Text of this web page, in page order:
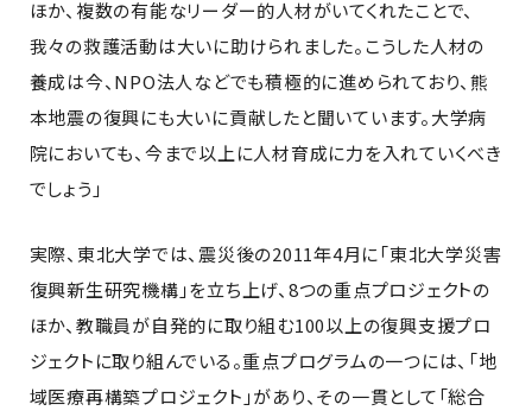
ほか、複数の有能なリーダー的人材がいてくれたことで、
我々の救護活動は大いに助けられました。こうした人材の
養成は今、NPO法人などでも積極的に進められており、熊
本地震の復興にも大いに貢献したと聞いています。大学病
院においても、今まで以上に人材育成に力を入れていくべき
でしょう」
実際、東北大学では、震災後の2011年4月に「東北大学災害
復興新生研究機構」を立ち上げ、8つの重点プロジェクトの
ほか、教職員が自発的に取り組む100以上の復興支援プロ
ジェクトに取り組んでいる。重点プログラムの一つには、「地
域医療再構築プロジェクト」があり、その一貫として「総合